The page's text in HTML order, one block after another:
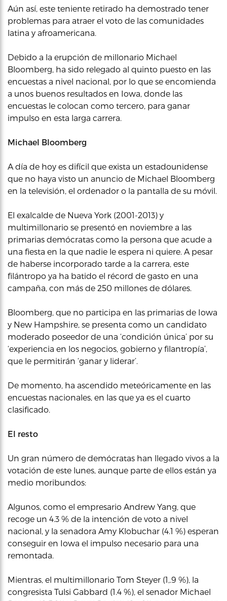
Aún así, este teniente retirado ha demostrado tener
problemas para atraer el voto de las comunidades
latina y afroamericana.
Debido a la erupción de millonario Michael
Bloomberg, ha sido relegado al quinto puesto en las
encuestas a nivel nacional, por lo que se encomienda
a unos buenos resultados en Iowa, donde las
encuestas le colocan como tercero, para ganar
impulso en esta larga carrera.
Michael Bloomberg
A día de hoy es difícil que exista un estadounidense
que no haya visto un anuncio de Michael Bloomberg
en la televisión, el ordenador o la pantalla de su móvil.
El exalcalde de Nueva York (2001-2013) y
multimillonario se presentó en noviembre a las
primarias demócratas como la persona que acude a
una fiesta en la que nadie le espera ni quiere. A pesar
de haberse incorporado tarde a la carrera, este
filántropo ya ha batido el récord de gasto en una
campaña, con más de 250 millones de dólares.
Bloomberg, que no participa en las primarias de Iowa
y New Hampshire, se presenta como un candidato
moderado poseedor de una ‘condición única’ por su
‘experiencia en los negocios, gobierno y filantropía’,
que le permitirán ‘ganar y liderar’.
De momento, ha ascendido meteóricamente en las
encuestas nacionales, en las que ya es el cuarto
clasificado.
El resto
Un gran número de demócratas han llegado vivos a la
votación de este lunes, aunque parte de ellos están ya
medio moribundos:
Algunos, como el empresario Andrew Yang, que
recoge un 4.3 % de la intención de voto a nivel
nacional, y la senadora Amy Klobuchar (4.1 %) esperan
conseguir en Iowa el impulso necesario para una
remontada.
Mientras, el multimillonario Tom Steyer (1,.9 %), la
congresista Tulsi Gabbard (1.4 %), el senador Michael